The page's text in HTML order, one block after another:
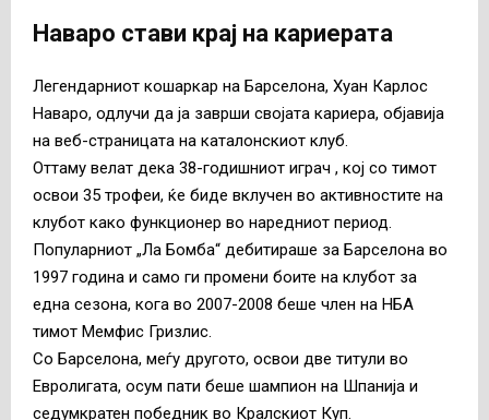
Наваро стави крај на кариерата
Легендарниот кошаркар на Барселона, Хуан Карлос
Наваро, одлучи да ја заврши својата кариера, објавија
на веб-страницата на каталонскиот клуб.
Оттаму велат дека 38-годишниот играч , кој со тимот
освои 35 трофеи, ќе биде вклучен во активностите на
клубот како функционер во наредниот период.
Популарниот „Ла Бомба“ дебитираше за Барселона во
1997 година и само ги промени боите на клубот за
една сезона, кога во 2007-2008 беше член на НБА
тимот Мемфис Гризлис.
Со Барселона, меѓу другото, освои две титули во
Евролигата, осум пати беше шампион на Шпанија и
седумкратен победник во Кралскиот Куп.